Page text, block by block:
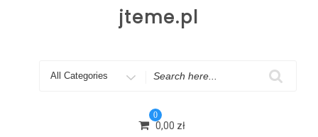
jteme.pl
Search
0
0,00 zł